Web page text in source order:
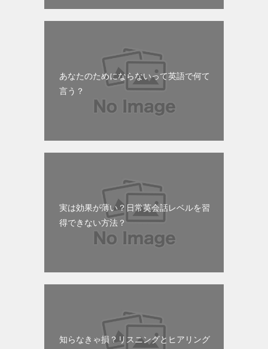
あなたのためにならないって英語で何て
言う？
実は効果が薄い？日常英会話レベルを習
得できない方法？
知らなきゃ損？リスニングとヒアリング